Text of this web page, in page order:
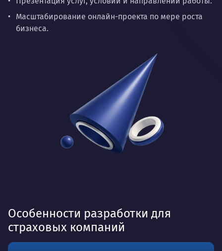
Масштабирование онлайн-проекта по мере роста
бизнеса.
Особенности разработки для
страховых компаний